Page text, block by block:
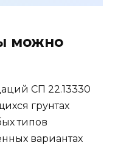
можно
СП 22.13330
грунтах
типов
вариантах